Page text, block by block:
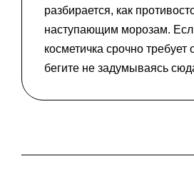
разбирается, как
наступающим морозам.
косметичка срочно требует
бегите не задумываясь